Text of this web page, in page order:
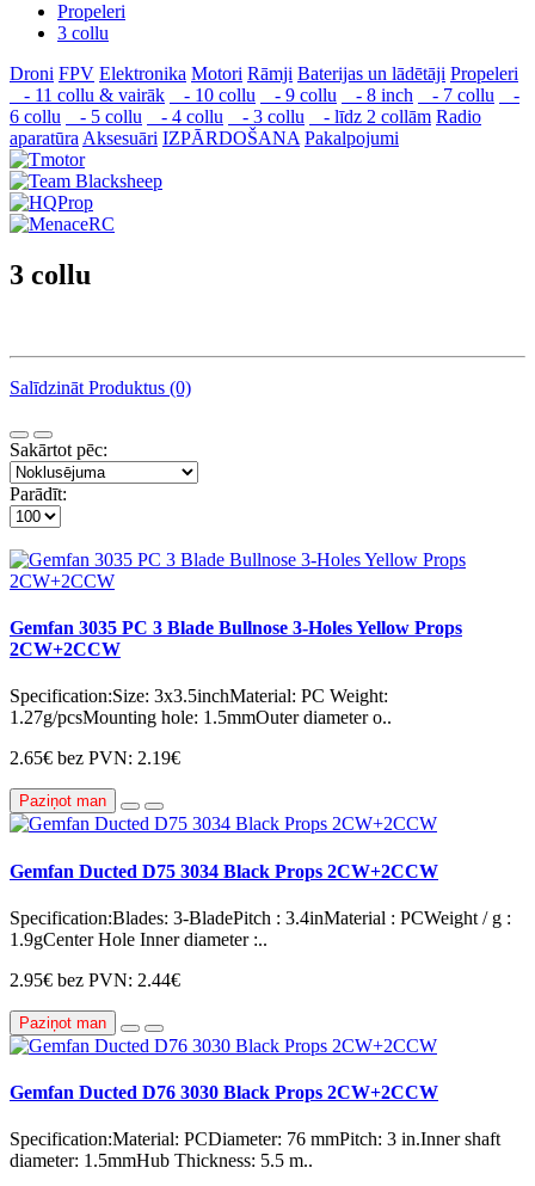
Propeleri
3 collu
Droni FPV Elektronika Motori Rāmji Baterijas un lādētāji Propeleri
- 11 collu & vairāk
- 10 collu - 9 collu - 8 inch - 7 collu
-
6 collu
- 5 collu - 4 collu - 3 collu - līdz 2 collām Radio
aparatūra Aksesuāri IZPĀRDOŠANA Pakalpojumi
3 collu
Salīdzināt Produktus (0)
Sakārtot pēc:
Parādīt:
Gemfan 3035 PC 3 Blade Bullnose 3-Holes Yellow Props
2CW+2CCW
Specification:Size: 3x3.5inchMaterial: PC Weight:
1.27g/pcsMounting hole: 1.5mmOuter diameter o..
2.65€ bez PVN: 2.19€
Paziņot man
Gemfan Ducted D75 3034 Black Props 2CW+2CCW
Specification:Blades: 3-BladePitch : 3.4inMaterial : PCWeight / g :
1.9gCenter Hole Inner diameter :..
2.95€ bez PVN: 2.44€
Paziņot man
Gemfan Ducted D76 3030 Black Props 2CW+2CCW
Specification:Material: PCDiameter: 76 mmPitch: 3 in.Inner shaft
diameter: 1.5mmHub Thickness: 5.5 m..